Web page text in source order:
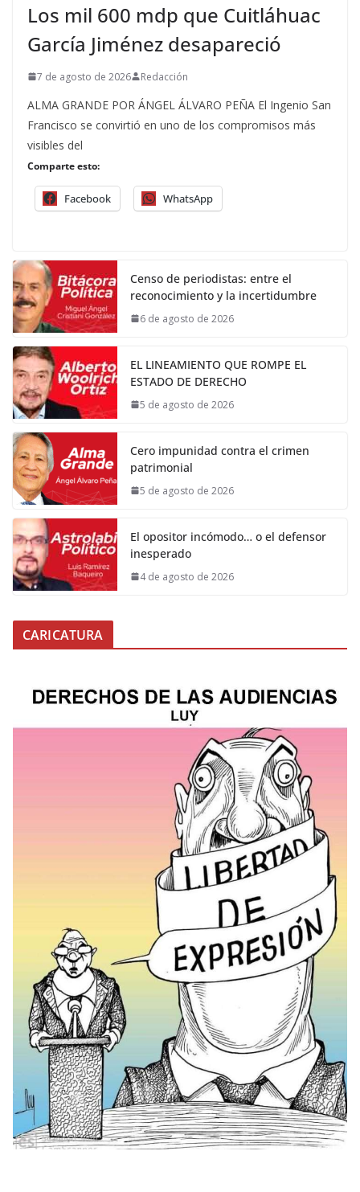
Los mil 600 mdp que Cuitláhuac
García Jiménez desapareció
7 de agosto de 2026 Redacción
ALMA GRANDE POR ÁNGEL ÁLVARO PEÑA El Ingenio San
Francisco se convirtió en uno de los compromisos más
visibles del
Comparte esto:
Facebook WhatsApp
Censo de periodistas: entre el
reconocimiento y la incertidumbre
6 de agosto de 2026
EL LINEAMIENTO QUE ROMPE EL
ESTADO DE DERECHO
5 de agosto de 2026
Cero impunidad contra el crimen
patrimonial
5 de agosto de 2026
El opositor incómodo… o el defensor
inesperado
4 de agosto de 2026
CARICATURA